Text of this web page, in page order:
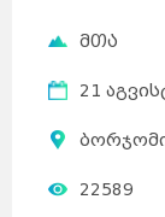
მთა
21
22589